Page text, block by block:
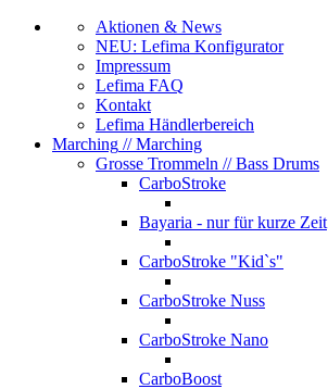
Aktionen & News
NEU: Lefima Konfigurator
Impressum
Lefima FAQ
Kontakt
Lefima Händlerbereich
Marching // Marching
Grosse Trommeln // Bass Drums
CarboStroke
Bayaria - nur für kurze Zeit
CarboStroke "Kid`s"
CarboStroke Nuss
CarboStroke Nano
CarboBoost